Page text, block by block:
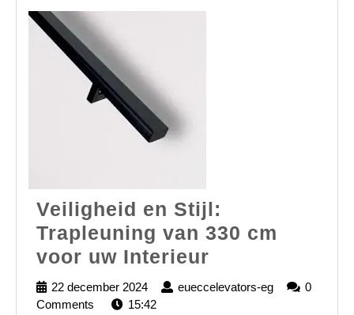
Veiligheid en Stijl:
Trapleuning van 330 cm
voor uw Interieur
en
22 december 2024
22
december
eueccelevators-eg
0
Comments
15:42